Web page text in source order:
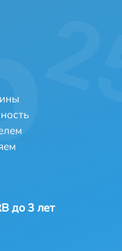
до 3 лет